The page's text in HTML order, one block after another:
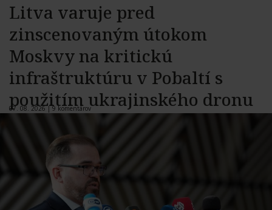
Litva varuje pred
zinscenovaným útokom
Moskvy na kritickú
infraštruktúru v Pobaltí s
použitím ukrajinského dronu
07. 08. 2026 |9 komentárov